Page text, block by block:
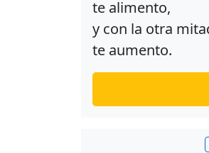
te alimento,
y con la otra
te aumento.